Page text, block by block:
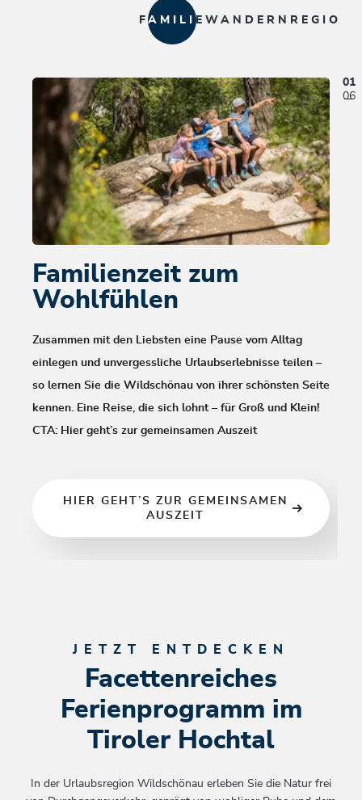
FAMILIE WANDERN REGION
Familienzeit zum
Wohlfühlen
Zusammen mit den Liebsten eine Pause vom Alltag
einlegen und unvergessliche Urlaubserlebnisse teilen –
so lernen Sie die Wildschönau von ihrer schönsten Seite
kennen. Eine Reise, die sich lohnt – für Groß und Klein!
CTA: Hier geht’s zur gemeinsamen Auszeit
HIER GEHT’S ZUR GEMEINSAMEN
AUSZEIT
01
06
JETZT ENTDECKEN
Facettenreiches
Ferienprogramm im
Tiroler Hochtal
In der Urlaubsregion Wildschönau erleben Sie die Natur frei